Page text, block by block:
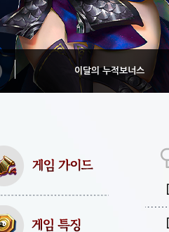
이달의 누적보너스